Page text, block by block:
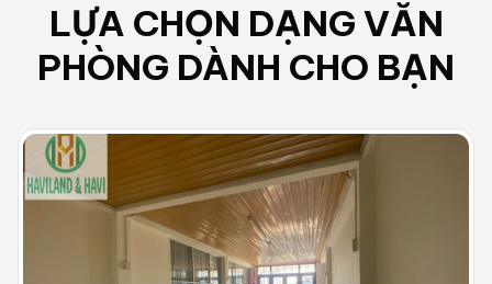
LỰA CHỌN DẠNG VĂN
PHÒNG DÀNH CHO BẠN